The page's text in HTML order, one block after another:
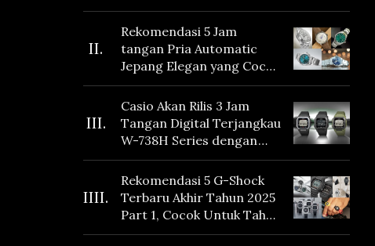
II.
Rekomendasi 5 Jam
tangan Pria Automatic
Jepang Elegan yang Cocok
Dikoleksi di 2026
III.
Casio Akan Rilis 3 Jam
Tangan Digital Terjangkau
W-738H Series dengan
Masa Baterai 10 Tahun
dan Fitur Vibration
IIII.
Rekomendasi 5 G-Shock
Terbaru Akhir Tahun 2025
Part 1, Cocok Untuk Tahun
Baru!